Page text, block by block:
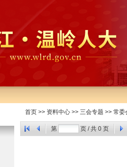
首页 >> 资料中心 >> 三会专题 >> 常委
第 页 / 共 0 页